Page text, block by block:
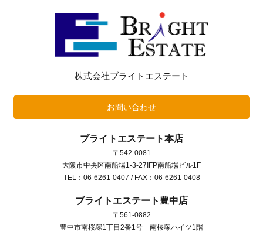
株式会社ブライトエステート
お問い合わせ
ブライトエステート本店
〒542-0081
大阪市中央区南船場1-3-27IFP南船場ビル1F
TEL：06-6261-0407 / FAX：06-6261-0408
ブライトエステート豊中店
〒561-0882
豊中市南桜塚1丁目2番1号 南桜塚ハイツ1階